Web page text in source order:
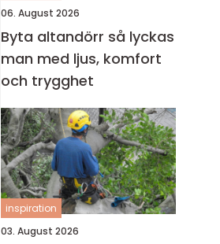
06. August 2026
Byta altandörr så lyckas
man med ljus, komfort
och trygghet
inspiration
03. August 2026